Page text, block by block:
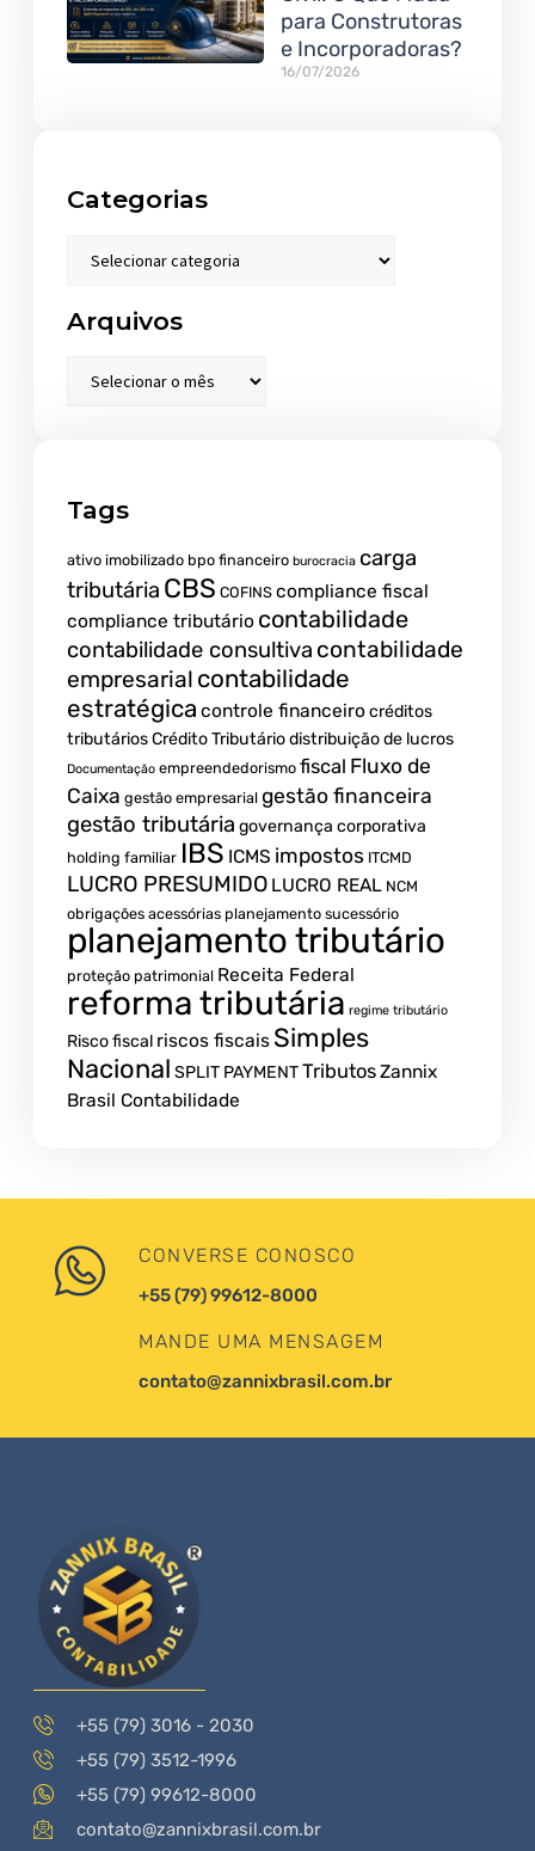
para Construtoras
e Incorporadoras?
16/07/2026
Categorias
Arquivos
Tags
ativo imobilizado bpo financeiro burocracia carga
tributária CBS COFINS compliance fiscal
compliance tributário contabilidade
contabilidade consultiva contabilidade
empresarial contabilidade
estratégica controle financeiro créditos
tributáriosCrédito Tributáriodistribuição de lucros
Documentação empreendedorismo fiscal Fluxo de
Caixa gestão empresarial gestão financeira
gestão tributária governança corporativa
holding familiar IBS ICMS impostos ITCMD
LUCRO PRESUMIDO LUCRO REAL NCM
obrigações acessórias planejamento sucessório
planejamento tributário
proteção patrimonial Receita Federal
reforma tributária regime tributário
Risco fiscal riscos fiscais Simples
Nacional SPLIT PAYMENTTributosZannix
Brasil Contabilidade
CONVERSE CONOSCO
+55 (79) 99612-8000
MANDE UMA MENSAGEM
contato@zannixbrasil.com.br
+55 (79) 3016 - 2030
+55 (79) 3512-1996
+55 (79) 99612-8000
contato@zannixbrasil.com.br